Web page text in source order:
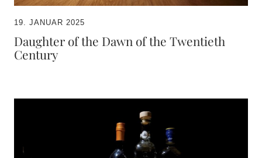
19. JANUAR 2025
Daughter of the Dawn of the Twentieth
Century